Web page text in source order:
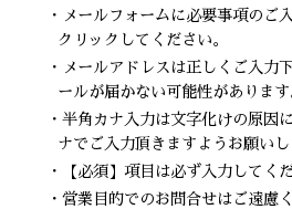
・メールフォームに必要事項のご
クリックしてください。
・メールアドレスは正しくご入力
ールが届かない可能性があります
・半角カナ入力は文字化けの原因
ナでご入力頂きますようお願いし
・【必須】項目は必ず入力してくだ
・営業目的でのお問合せはご遠慮